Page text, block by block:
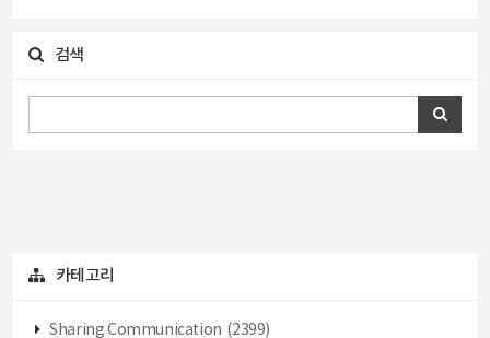
검색
카테고리
Sharing Communication (2399)